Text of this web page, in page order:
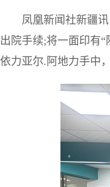
凤凰新闻社新疆
出院手续;将一面印有
依力亚尔.阿地力手中